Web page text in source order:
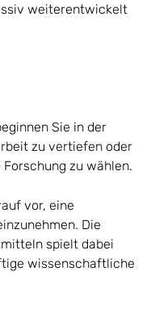
weiterentwickelt
Sie in der
zu vertiefen oder
zu wählen.
vor, eine
Die
spielt dabei
wissenschaftliche